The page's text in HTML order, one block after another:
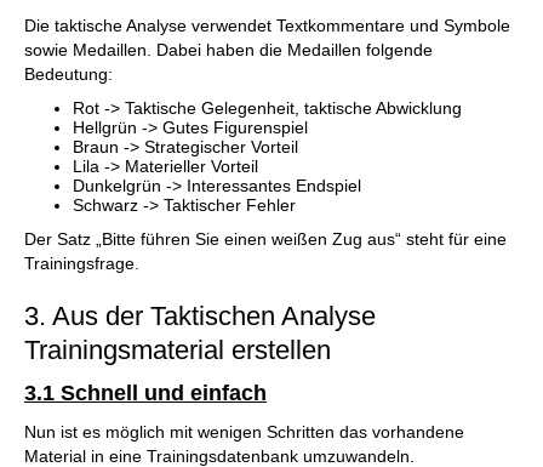
Die taktische Analyse verwendet Textkommentare und Symbole
sowie Medaillen. Dabei haben die Medaillen folgende
Bedeutung:
Rot -> Taktische Gelegenheit, taktische Abwicklung
Hellgrün -> Gutes Figurenspiel
Braun -> Strategischer Vorteil
Lila -> Materieller Vorteil
Dunkelgrün -> Interessantes Endspiel
Schwarz -> Taktischer Fehler
Der Satz „Bitte führen Sie einen weißen Zug aus“ steht für eine
Trainingsfrage.
3. Aus der Taktischen Analyse
Trainingsmaterial erstellen
3.1 Schnell und einfach
Nun ist es möglich mit wenigen Schritten das vorhandene
Material in eine Trainingsdatenbank umzuwandeln.